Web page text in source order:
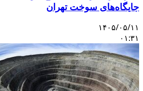
جایگاه‌های سوخت تهران
۱۴۰۵/۰۵/۱۱
۰۱:۳۱